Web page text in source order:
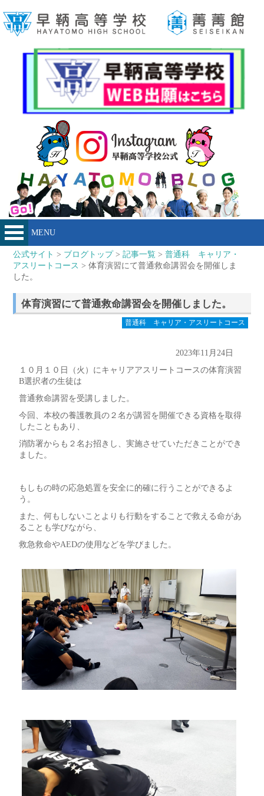
MENU
公式サイト > ブログトップ>記事一覧 >普通科 キャリア・
アスリートコース > 体育演習にて普通救命講習会を開催しま
した。
体育演習にて普通救命講習会を開催しました。
普通科 キャリア・アスリートコース
2023年11月24日
１０月１０日（火）にキャリアアスリートコースの体育演習
B選択者の生徒は
普通救命講習を受講しました。
今回、本校の養護教員の２名が講習を開催できる資格を取得
したこともあり、
消防署からも２名お招きし、実施させていただきことができ
ました。
もしもの時の応急処置を安全に的確に行うことができるよ
う。
また、何もしないことよりも行動をすることで救える命があ
ることも学びながら、
救急救命やAEDの使用などを学びました。